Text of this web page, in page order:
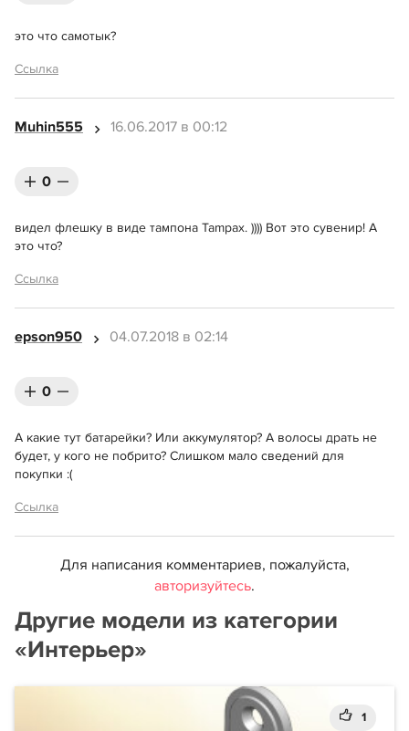
это что самотык?
Ссылка
Muhin555 16.06.2017 в 00:12
0
видел флешку в виде тампона Tampax. )))) Вот это сувенир! А
это что?
Ссылка
epson950 04.07.2018 в 02:14
0
А какие тут батарейки? Или аккумулятор? А волосы драть не
будет, у кого не побрито? Слишком мало сведений для
покупки :(
Ссылка
Для написания комментариев, пожалуйста,
авторизуйтесь.
Другие модели из категории
«Интерьер»
1